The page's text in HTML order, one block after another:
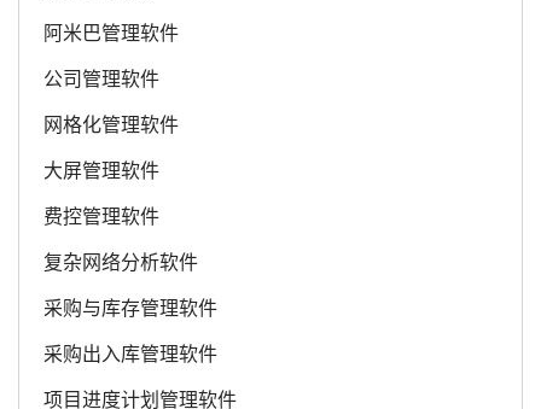
阿米巴管理软件
公司管理软件
网格化管理软件
大屏管理软件
费控管理软件
复杂网络分析软件
采购与库存管理软件
采购出入库管理软件
项目进度计划管理软件